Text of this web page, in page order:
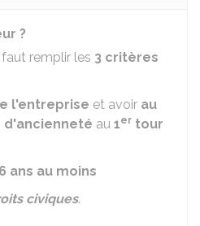
?
faut remplir les 3 critères
l'entreprise et avoir au
d'ancienneté au 1er tour
ans au moins
civiques.